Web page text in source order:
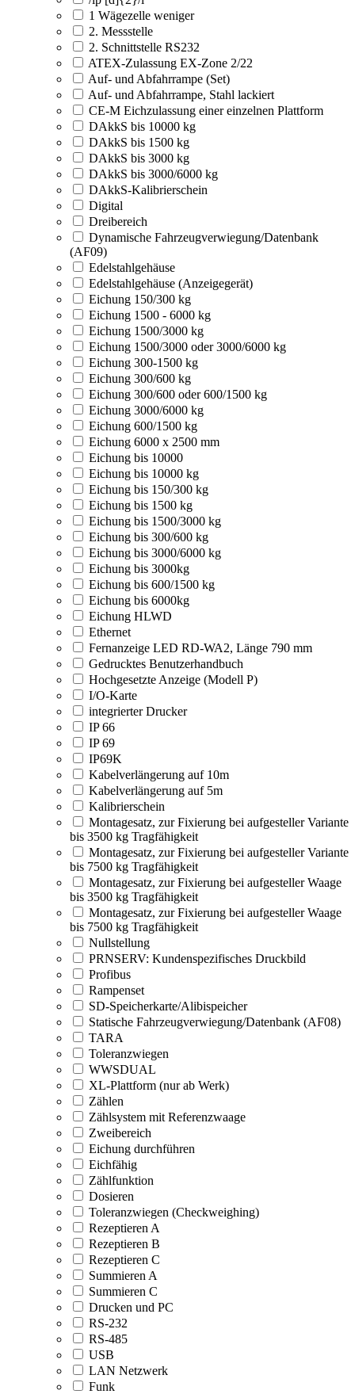
1 Wägezelle weniger
2. Messstelle
2. Schnittstelle RS232
ATEX-Zulassung EX-Zone 2/22
Auf- und Abfahrrampe (Set)
Auf- und Abfahrrampe, Stahl lackiert
CE-M Eichzulassung einer einzelnen Plattform
DAkkS bis 10000 kg
DAkkS bis 1500 kg
DAkkS bis 3000 kg
DAkkS bis 3000/6000 kg
DAkkS-Kalibrierschein
Digital
Dreibereich
Dynamische Fahrzeugverwiegung/Datenbank
(AF09)
Edelstahlgehäuse
Edelstahlgehäuse (Anzeigegerät)
Eichung 150/300 kg
Eichung 1500 - 6000 kg
Eichung 1500/3000 kg
Eichung 1500/3000 oder 3000/6000 kg
Eichung 300-1500 kg
Eichung 300/600 kg
Eichung 300/600 oder 600/1500 kg
Eichung 3000/6000 kg
Eichung 600/1500 kg
Eichung 6000 x 2500 mm
Eichung bis 10000
Eichung bis 10000 kg
Eichung bis 150/300 kg
Eichung bis 1500 kg
Eichung bis 1500/3000 kg
Eichung bis 300/600 kg
Eichung bis 3000/6000 kg
Eichung bis 3000kg
Eichung bis 600/1500 kg
Eichung bis 6000kg
Eichung HLWD
Ethernet
Fernanzeige LED RD-WA2, Länge 790 mm
Gedrucktes Benutzerhandbuch
Hochgesetzte Anzeige (Modell P)
I/O-Karte
integrierter Drucker
IP 66
IP 69
IP69K
Kabelverlängerung auf 10m
Kabelverlängerung auf 5m
Kalibrierschein
Montagesatz, zur Fixierung bei aufgesteller Variante
bis 3500 kg Tragfähigkeit
Montagesatz, zur Fixierung bei aufgesteller Variante
bis 7500 kg Tragfähigkeit
Montagesatz, zur Fixierung bei aufgesteller Waage
bis 3500 kg Tragfähigkeit
Montagesatz, zur Fixierung bei aufgesteller Waage
bis 7500 kg Tragfähigkeit
Nullstellung
PRNSERV: Kundenspezifisches Druckbild
Profibus
Rampenset
SD-Speicherkarte/Alibispeicher
Statische Fahrzeugverwiegung/Datenbank (AF08)
TARA
Toleranzwiegen
WWSDUAL
XL-Plattform (nur ab Werk)
Zählen
Zählsystem mit Referenzwaage
Zweibereich
Eichung durchführen
Eichfähig
Zählfunktion
Dosieren
Toleranzwiegen (Checkweighing)
Rezeptieren A
Rezeptieren B
Rezeptieren C
Summieren A
Summieren C
Drucken und PC
RS-232
RS-485
USB
LAN Netzwerk
Funk